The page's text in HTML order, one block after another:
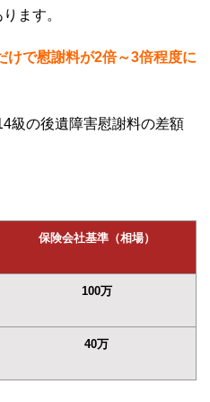
ます。
けで慰謝料が2倍～3倍程度に
級の後遺障害慰謝料の差額
保険会社基準（相場）
100万
40万